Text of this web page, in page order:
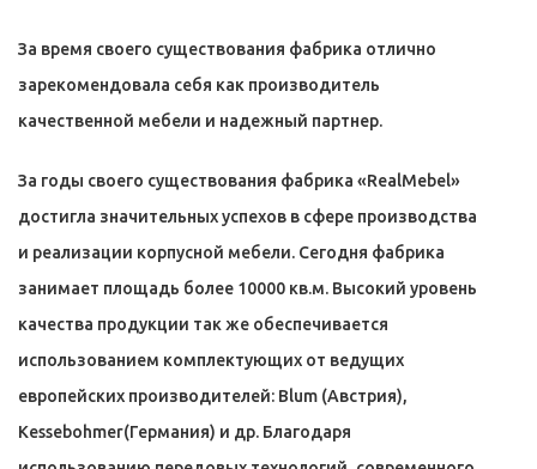
За время своего существования фабрика отлично
зарекомендовала себя как производитель
качественной мебели и надежный партнер.
За годы своего существования фабрика «RealMebel»
достигла значительных успехов в сфере производства
и реализации корпусной мебели. Сегодня фабрика
занимает площадь более 10000 кв.м. Высокий уровень
качества продукции так же обеспечивается
использованием комплектующих от ведущих
европейских производителей: Blum (Австрия),
Kessebohmer(Германия) и др. Благодаря